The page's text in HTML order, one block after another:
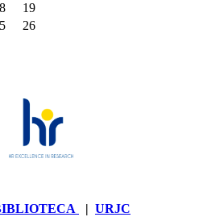
19
26
| URJC